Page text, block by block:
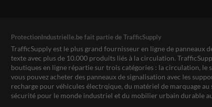
ProtectionIndustrielle.be fait partie de TrafficSupply
TrafficSupply est le plus grand fournisseur en ligne de panneaux
texte avec plus de 10.000 produits liés à la circulation.
boutiques en ligne répartie sur trois catégories : la circulation, le
vous pouvez acheter des panneaux de signalisation avec les
recharge pour véhicules électrqique, du matériel de marquage
sécurité pour le monde industriel et du mobilier urbain durable